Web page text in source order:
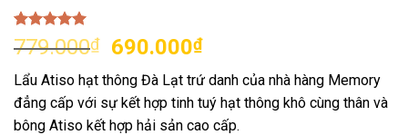
5.00trên 5
dựa trên
1
đánh giá
779.000₫
Giá
gốc
là:
779.000₫.
690.000₫Giá
hiện
tại
là:
Lẩu Atiso hạt thông Đà Lạt trứ danh của nhà hàng Memory
đẳng cấp với sự kết hợp tinh tuý hạt thông khô cùng thân và
bông Atiso kết hợp hải sản cao cấp.